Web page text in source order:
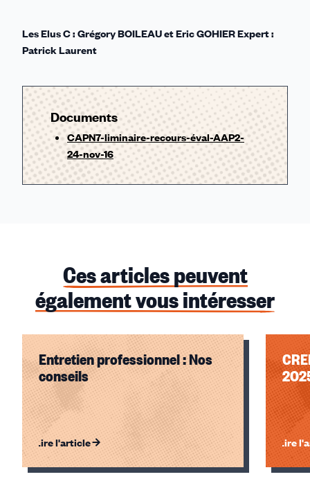
Les Elus C : Grégory BOILEAU et Eric GOHIER Expert :
Patrick Laurent
Documents
CAPN7-liminaire-recours-éval-AAP2-
24-nov-16
Ces articles peuvent
également vous intéresser
Entretien professionnel : Nos
conseils
Lire l'article Lire